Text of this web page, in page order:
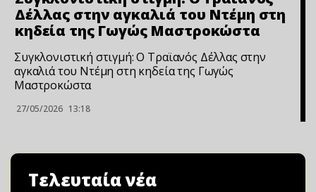
Δέλλας στην αγκαλιά του Ντέμη στη
κηδεία της Γωγώς Μαστροκώστα
Συγκλονιστική στιγμή: Ο Τραϊανός Δέλλας στην
αγκαλιά του Ντέμη στη κηδεία της Γωγώς
Μαστροκώστα
27/05/2026 13:18
Τελευταία νέα